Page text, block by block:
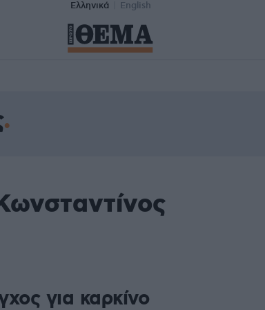
Ελληνικά English
για καρκίνο